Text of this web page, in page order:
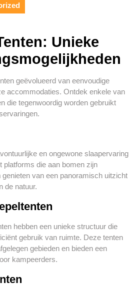
Unieke
geëvolueerd van eenvoudige
accommodaties. Ontdek enkele van
die tegenwoordig worden gebruikt
en ongewone slaapervaring
platforms die aan bomen zijn
van een panoramisch uitzicht
de natuur.
hebben een unieke structuur die
gebruik van ruimte. Deze tenten
gebieden en bieden een
kampeerders.